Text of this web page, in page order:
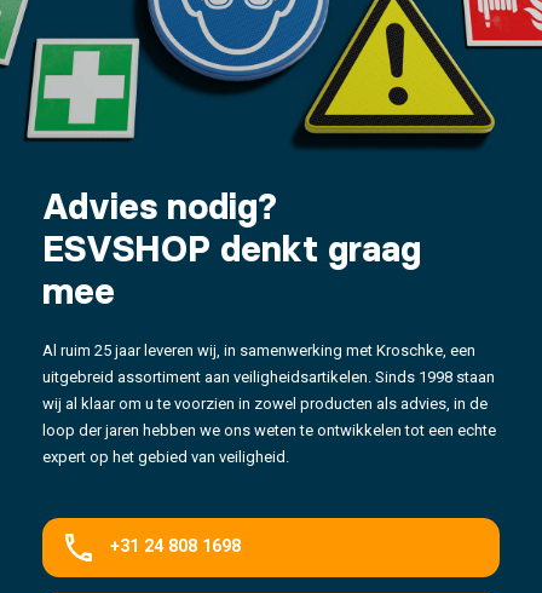
Advies nodig?
ESVSHOP denkt graag
mee
Al ruim 25 jaar leveren wij, in samenwerking met Kroschke, een
uitgebreid assortiment aan veiligheidsartikelen. Sinds 1998 staan
wij al klaar om u te voorzien in zowel producten als advies, in de
loop der jaren hebben we ons weten te ontwikkelen tot een echte
expert op het gebied van veiligheid.
+31 24 808 1698